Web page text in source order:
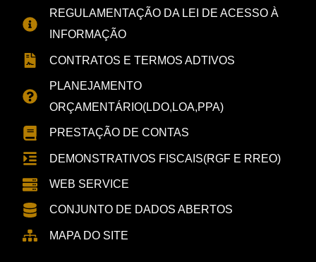
REGULAMENTAÇÃO DA LEI DE ACESSO À
INFORMAÇÃO
CONTRATOS E TERMOS ADTIVOS
PLANEJAMENTO
ORÇAMENTÁRIO(LDO,LOA,PPA)
PRESTAÇÃO DE CONTAS
DEMONSTRATIVOS FISCAIS(RGF E RREO)
WEB SERVICE
CONJUNTO DE DADOS ABERTOS
MAPA DO SITE